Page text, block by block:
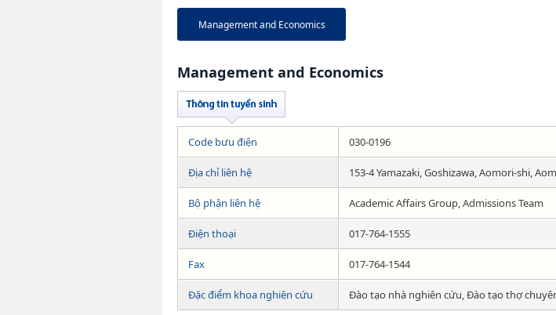
Management and Economics
Management and Economics
Code bưu điện 030-0196
Địa chỉ liên hệ 153-4 Yamazaki, Goshizawa, Aomori-shi,
Bộ phận liên hệ Academic Affairs Group, Admissions Team
Điện thoại 017-764-1555
Fax 017-764-1544
Đặc điểm khoa nghiên cứu Đào tạo nhà nghiên cứu, Đào tạo thợ